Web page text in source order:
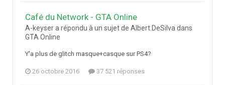
Café du Network - GTA Online
A-keyser a répondu à un sujet de Albert.DeSilva dans
GTA Online
Y'a plus de glitch masque+casque sur PS4?
26 octobre 2016 37 521 réponses